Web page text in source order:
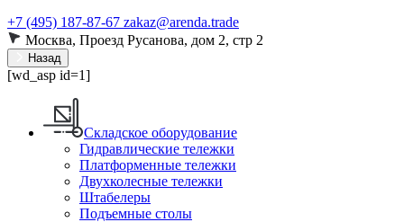
+7 (495) 187-87-67 zakaz@arenda.trade
Москва, Проезд Русанова, дом 2, стр 2
Назад
[wd_asp id=1]
Складское оборудование
Гидравлические тележки
Платформенные тележки
Двухколесные тележки
Штабелеры
Подъемные столы